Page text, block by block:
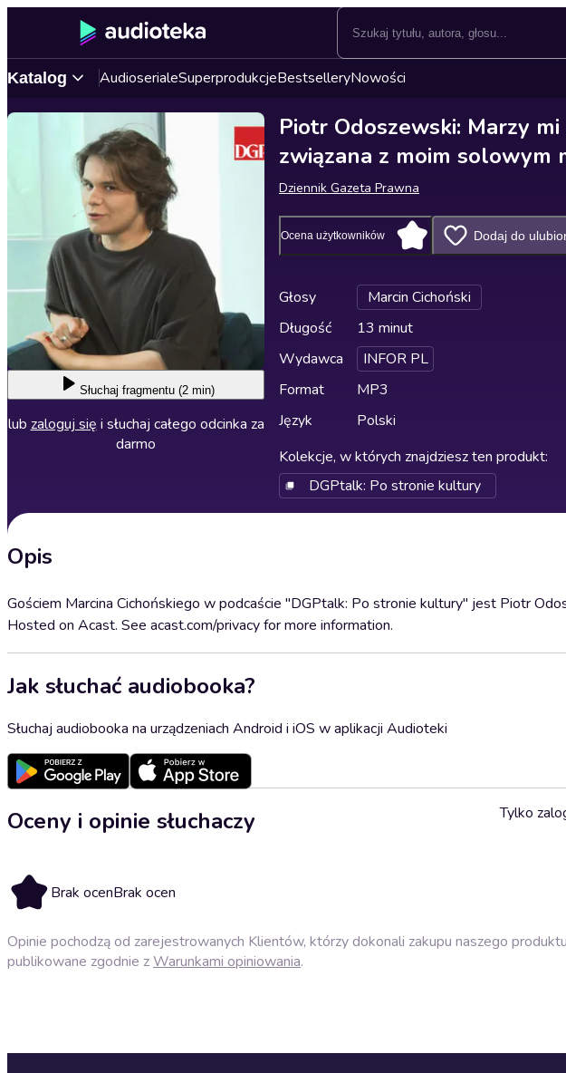
Katalog AudioserialeSuperprodukcjeBestselleryNowości
Słuchaj fragmentu (2 min)
lub zaloguj się i słuchaj całego odcinka za
darmo
Piotr Odoszewski: Marzy
związana z moim solowym
Dziennik Gazeta Prawna
Ocena użytkowników Dodaj do
Głosy
Marcin Cichoński
Długość
13 minut
Wydawca
INFOR PL
Format
MP3
Język
Polski
Kolekcje, w których znajdziesz ten produkt:
DGPtalk: Po stronie kultury
Opis
Gościem Marcina Cichońskiego w podcaście "DGPtalk: Po stronie kultury" jest Piotr
Hosted on Acast. See acast.com/privacy for more information.
Jak słuchać audiobooka?
Słuchaj audiobooka na urządzeniach Android i iOS w aplikacji Audioteki
Oceny i opinie słuchaczy
Brak ocenBrak ocen
Tylko
Opinie pochodzą od zarejestrowanych Klientów, którzy dokonali zakupu naszego
publikowane zgodnie zWarunkami opiniowania.